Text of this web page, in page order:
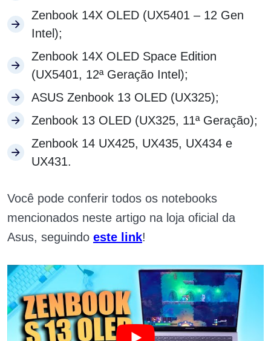
Zenbook 14X OLED (UX5401 – 12 Gen
Intel);
Zenbook 14X OLED Space Edition
(UX5401, 12ª Geração Intel);
ASUS Zenbook 13 OLED (UX325);
Zenbook 13 OLED (UX325, 11ª Geração);
Zenbook 14 UX425, UX435, UX434 e
UX431.
Você pode conferir todos os notebooks
mencionados neste artigo na loja oficial da
Asus, seguindo este link!